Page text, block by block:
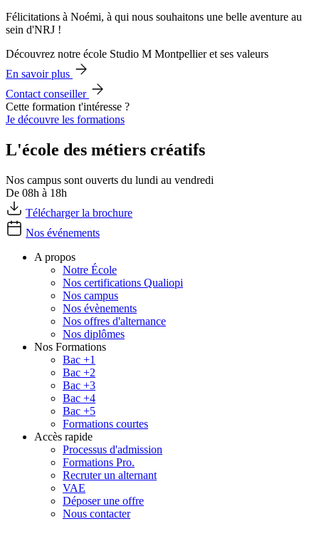
Félicitations à Noémi, à qui nous souhaitons une belle aventure au
sein d'NRJ !
Découvrez notre école Studio M Montpellier et ses valeurs
En savoir plus
Contact conseiller
Cette formation t'intéresse ?
Je découvre les formations
L'école des métiers créatifs
Nos campus sont ouverts du lundi au vendredi
De 08h à 18h
Télécharger la brochure
Nos événements
A propos
Notre École
Nos certifications Qualiopi
Nos campus
Nos évènements
Nos offres d'alternance
Nos diplômes
Nos Formations
Bac +1
Bac +2
Bac +3
Bac +4
Bac +5
Formations courtes
Accès rapide
Processus d'admission
Formations Pro.
Recruter un alternant
VAE
Déposer une offre
Nous contacter